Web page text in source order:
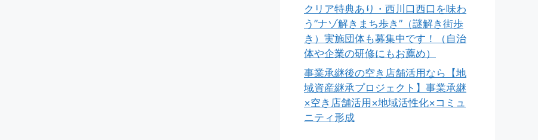
クリア特典あり・西川口西口を味わ
う”ナゾ解きまち歩き”（謎解き街歩
き）実施団体も募集中です！（自治
体や企業の研修にもお薦め）
事業承継後の空き店舗活用なら【地
域資産継承プロジェクト】事業承継
×空き店舗活用×地域活性化×コミュ
ニティ形成